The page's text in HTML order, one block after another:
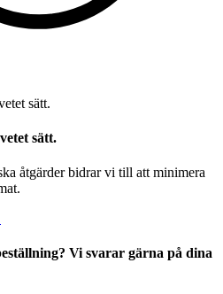
sätt.
åtgärder bidrar vi till att minimera
Vi svarar gärna på dina